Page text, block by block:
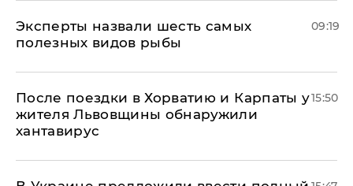
Эксперты назвали шесть самых
полезных видов рыбы
09:19
После поездки в Хорватию и Карпаты у
жителя Львовщины обнаружили
хантавирус
15:50